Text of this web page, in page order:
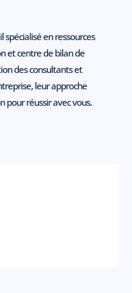
spécialisé en ressources
et centre de bilan de
des consultants et
leur approche
réussir avec vous.